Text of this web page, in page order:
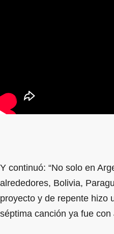
Y continuó: “No solo en
alrededores, Bolivia,
proyecto y de repente hizo
séptima canción ya fue con